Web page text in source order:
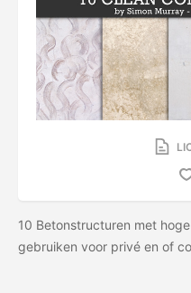
10 Betonstructuren met
gebruiken voor privé en of